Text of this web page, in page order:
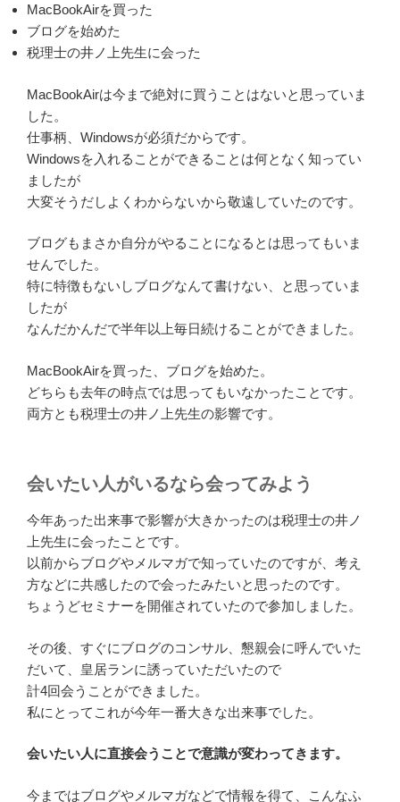
MacBookAirを買った
ブログを始めた
税理士の井ノ上先生に会った
MacBookAirは今まで絶対に買うことはないと思っていま
した。
仕事柄、Windowsが必須だからです。
Windowsを入れることができることは何となく知ってい
ましたが
大変そうだしよくわからないから敬遠していたのです。
ブログもまさか自分がやることになるとは思ってもいま
せんでした。
特に特徴もないしブログなんて書けない、と思っていま
したが
なんだかんだで半年以上毎日続けることができました。
MacBookAirを買った、ブログを始めた。
どちらも去年の時点では思ってもいなかったことです。
両方とも税理士の井ノ上先生の影響です。
会いたい人がいるなら会ってみよう
今年あった出来事で影響が大きかったのは税理士の井ノ
上先生に会ったことです。
以前からブログやメルマガで知っていたのですが、考え
方などに共感したので会ったみたいと思ったのです。
ちょうどセミナーを開催されていたので参加しました。
その後、すぐにブログのコンサル、懇親会に呼んでいた
だいて、皇居ランに誘っていただいたので
計4回会うことができました。
私にとってこれが今年一番大きな出来事でした。
会いたい人に直接会うことで意識が変わってきます。
今まではブログやメルマガなどで情報を得て、こんなふ